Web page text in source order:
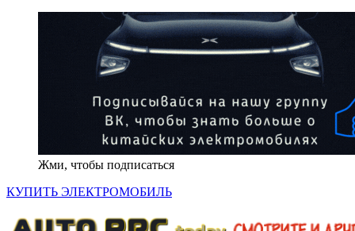
Жми, чтобы подписаться
КУПИТЬ ЭЛЕКТРОМОБИЛЬ